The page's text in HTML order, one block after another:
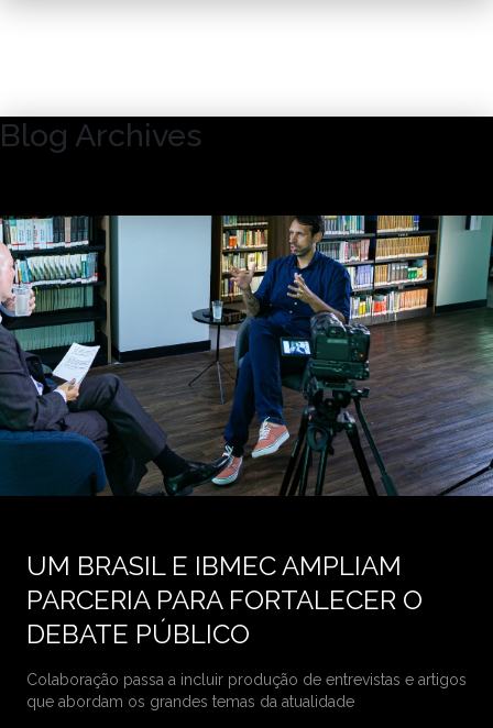
Blog Archives
UM BRASIL E IBMEC AMPLIAM
PARCERIA PARA FORTALECER O
DEBATE PÚBLICO
Colaboração passa a incluir produção de entrevistas e artigos
que abordam os grandes temas da atualidade